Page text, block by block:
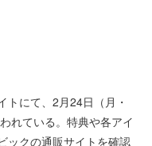
トにて、2月24日（月・
れている。特典や各アイ
ックの通販サイトを確認